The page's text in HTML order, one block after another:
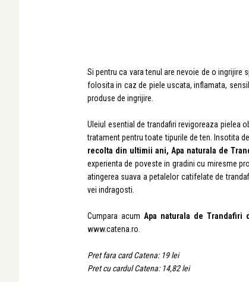
Si pentru ca vara tenul are nevoie de o ingrijire
folosita in caz de piele uscata, inflamata,
produse de ingrijire.
Uleiul esential de trandafirirevigoreaza pielea
tratament pentru toate tipurile de ten.
Insotita
recolta din ultimii ani, Apa naturala de
experienta de poveste in gradini cu miresme
atingerea suava a petalelor catifelate de
vei indragosti.
Cumpara acum Apa naturala de Trandafiri
www.catena.ro
Pret fara card Catena: 19 lei
Pret cu cardul Catena: 14,82 lei